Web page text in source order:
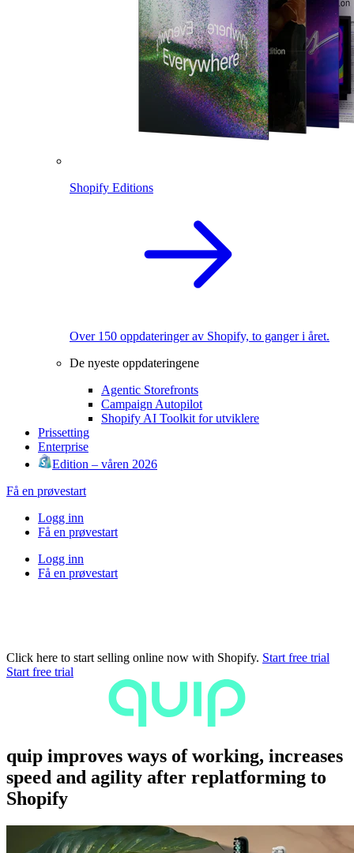
Shopify Editions
Over 150 oppdateringer av Shopify, to ganger i året.
De nyeste oppdateringene
Agentic Storefronts
Campaign Autopilot
Shopify AI Toolkit for utviklere
Prissetting
Enterprise
Edition – våren 2026
Få en prøvestart
Logg inn
Få en prøvestart
Logg inn
Få en prøvestart
Click here to start selling online now with Shopify. Start free trial
Start free trial
quip improves ways of working, increases
speed and agility after replatforming to
Shopify